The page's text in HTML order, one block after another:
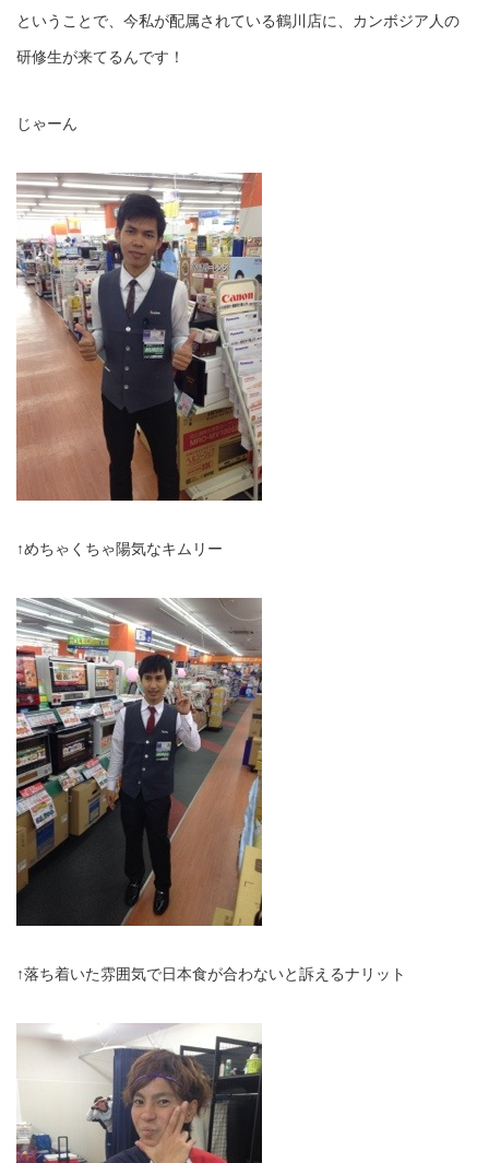
ということで、今私が配属されている鶴川店に、カンボジア人の
研修生が来てるんです！
じゃーん
↑めちゃくちゃ陽気なキムリー
↑落ち着いた雰囲気で日本食が合わないと訴えるナリット